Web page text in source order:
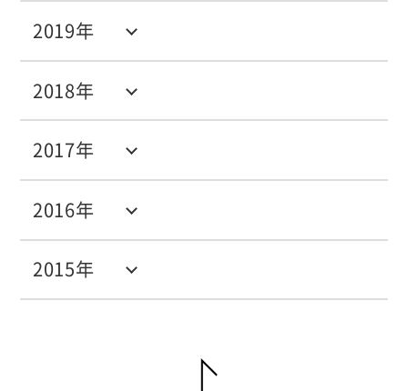
2015年
2016年
2017年
2018年
2019年